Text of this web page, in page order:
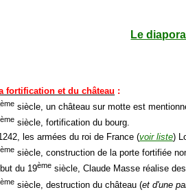
Le
fortification et du château :
ème siècle, un château sur motte est
ème siècle, fortification du bourg.
les armées du roi de France (voir liste)
ème siècle, construction de la porte fortifiée
du 19ème siècle, Claude Masse réalise
ème siècle, destruction du château (et d'une